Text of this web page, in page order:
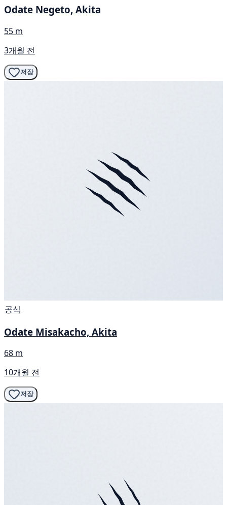
Odate Negeto, Akita
55 m
3개월 전
저장
공식
Odate Misakacho, Akita
68 m
10개월 전
저장